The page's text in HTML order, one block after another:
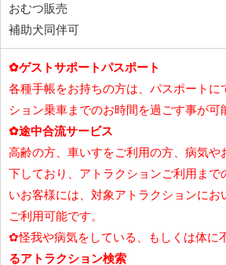
おむつ販売
補助犬同伴可
✿ゲストサポートパスポート
各種手帳をお持ちの方は、パスポートに
ション乗車までのお時間を過ごす事が可
✿途中合流サービス
高齢の方、車いすをご利用の方、病気
下しており、アトラクションご利用まで
いお客様には、対象アトラクションに
ご利用可能です。
✿怪我や病気をしている、もしくは体に
るアトラクション検索